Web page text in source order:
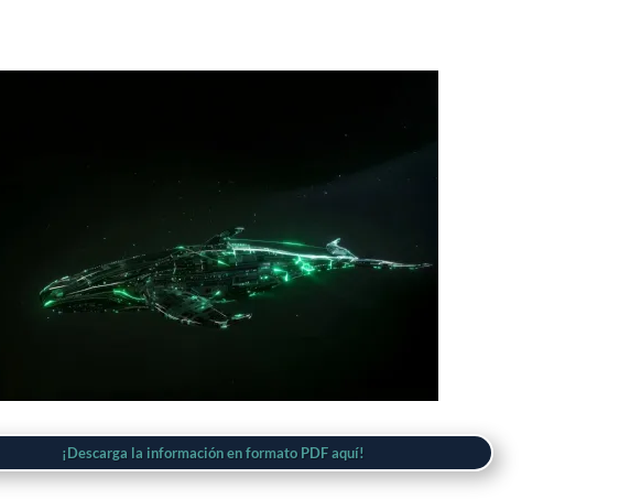
¡Descarga la información en formato PDF aquí!